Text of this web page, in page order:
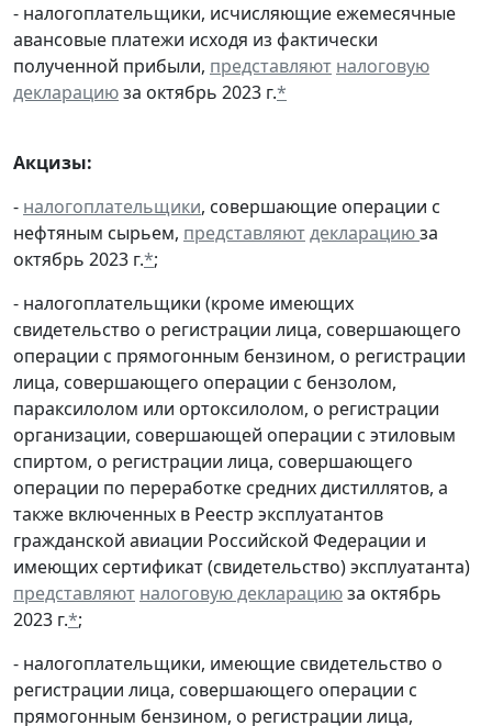
- налогоплательщики, исчисляющие ежемесячные
авансовые платежи исходя из фактически
полученной прибыли, представляют налоговую
декларациюза октябрь 2023 г.*
Акцизы:
- налогоплательщики, совершающие операции с
нефтяным сырьем, представляютдекларациюза
октябрь 2023 г.*;
- налогоплательщики (кроме имеющих
свидетельство о регистрации лица, совершающего
операции с прямогонным бензином, о регистрации
лица, совершающего операции с бензолом,
параксилолом или ортоксилолом, о регистрации
организации, совершающей операции с этиловым
спиртом, о регистрации лица, совершающего
операции по переработке средних дистиллятов, а
также включенных в Реестр эксплуатантов
гражданской авиации Российской Федерации и
имеющих сертификат (свидетельство) эксплуатанта)
представляют налоговую декларациюза октябрь
2023 г.*;
- налогоплательщики, имеющие свидетельство о
регистрации лица, совершающего операции с
прямогонным бензином, о регистрации лица,